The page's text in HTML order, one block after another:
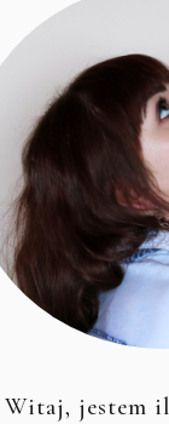
Witaj, jestem